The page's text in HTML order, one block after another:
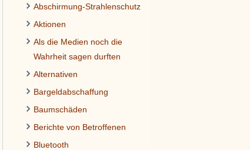
Abschirmung-Strahlenschutz
Aktionen
Als die Medien noch die
Wahrheit sagen durften
Alternativen
Bargeldabschaffung
Baumschäden
Berichte von Betroffenen
Bluetooth